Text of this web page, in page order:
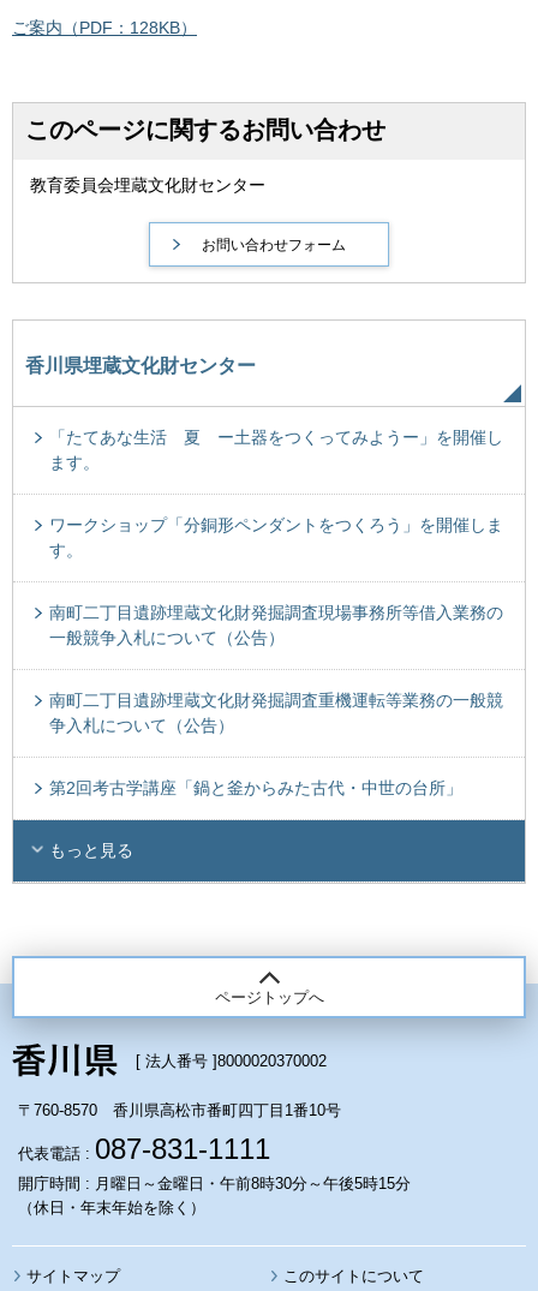
ご案内（PDF：128KB）
このページに関するお問い合わせ
教育委員会埋蔵文化財センター
香川県埋蔵文化財センター
「たてあな生活 夏 ー土器をつくってみようー」を開催し
ます。
ワークショップ「分銅形ペンダントをつくろう」を開催しま
す。
南町二丁目遺跡埋蔵文化財発掘調査現場事務所等借入業務の
一般競争入札について（公告）
南町二丁目遺跡埋蔵文化財発掘調査重機運転等業務の一般競
争入札について（公告）
第2回考古学講座「鍋と釜からみた古代・中世の台所」
もっと見る
ページトップへ
[ 法人番号 ]8000020370002
〒760-8570 香川県高松市番町四丁目1番10号
代表電話 : 087-831-1111
開庁時間 : 月曜日～金曜日・午前8時30分～午後5時15分
（休日・年末年始を除く）
サイトマップ このサイトについて